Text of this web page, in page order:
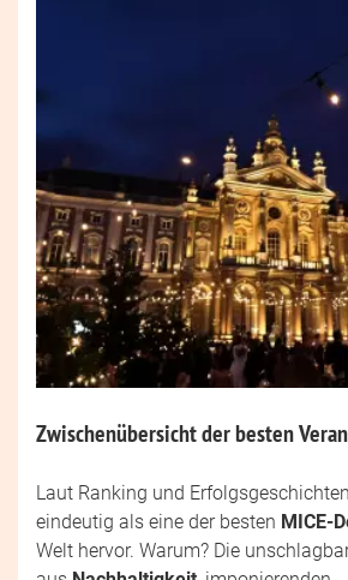
Zwischenübersicht der besten
Laut Ranking und
eindeutig als eine der besten MICE-
Welt hervor. Warum? Die